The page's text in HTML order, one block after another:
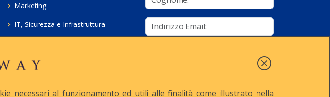
Marketing
IT, Sicurezza e Infrastruttura
Consulenza ICT e Licenze
necessari al funzionamento ed utili alle finalità come illustrato nella